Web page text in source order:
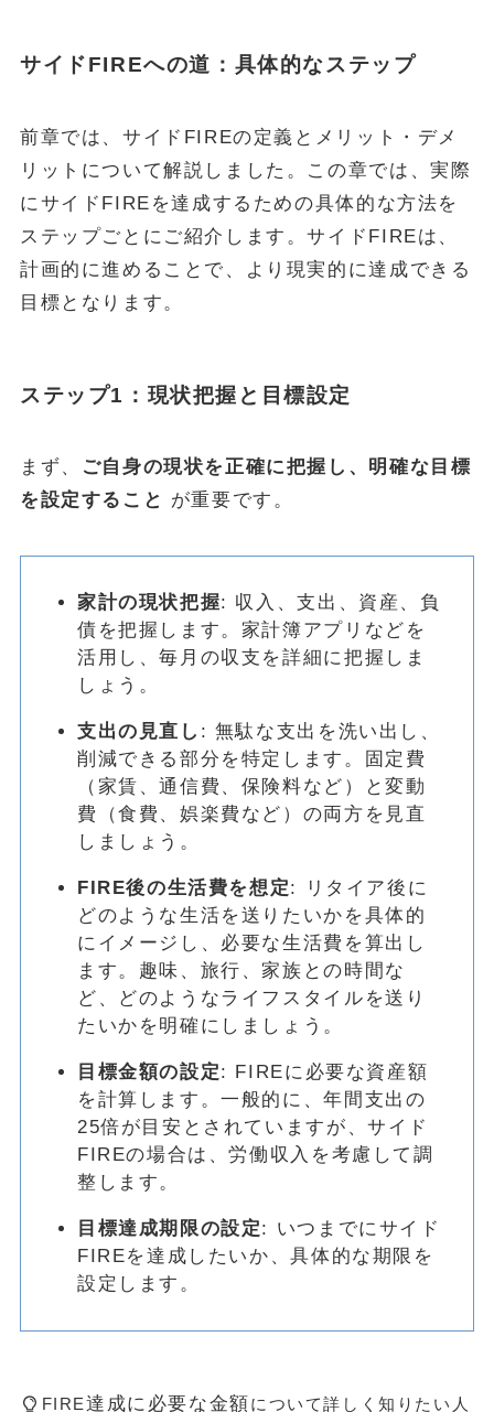
サイドFIREへの道：具体的なステップ
前章では、サイドFIREの定義とメリット・デメ
リットについて解説しました。この章では、実際
にサイドFIREを達成するための具体的な方法を
ステップごとにご紹介します。サイドFIREは、
計画的に進めることで、より現実的に達成できる
目標となります。
ステップ1：現状把握と目標設定
まず、
ご自身の現状を正確に把握し、明確な目標
を設定すること
が重要です。
家計の現状把握: 収入、支出、資産、負
債を把握します。家計簿アプリなどを
活用し、毎月の収支を詳細に把握しま
しょう。
支出の見直し : 無駄な支出を洗い出し、
削減できる部分を特定します。固定費
（家賃、通信費、保険料など）と変動
費（食費、娯楽費など）の両方を見直
しましょう。
FIRE後の生活費を想定: リタイア後に
どのような生活を送りたいかを具体的
にイメージし、必要な生活費を算出し
ます。趣味、旅行、家族との時間な
ど、どのようなライフスタイルを送り
たいかを明確にしましょう。
目標金額の設定: FIREに必要な資産額
を計算します。一般的に、年間支出の
25倍が目安とされていますが、サイド
FIREの場合は、労働収入を考慮して調
整します。
目標達成期限の設定: いつまでにサイド
FIREを達成したいか、具体的な期限を
設定します。
FIRE達成に必要な金額 について詳しく知りたい人